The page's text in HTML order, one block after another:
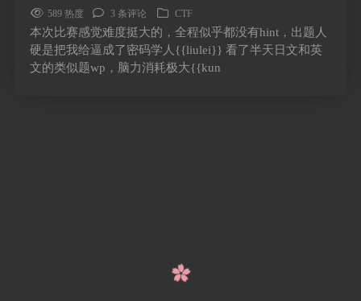
589 热度 3 条评论 CTF
本次比赛感觉难度挺大的，全程似乎都没有hint，出题人
硬是把我给逼成了密码学人{{liulei}} 看了半天日文和英
文的类似题wp，脑力消耗极大{{kun